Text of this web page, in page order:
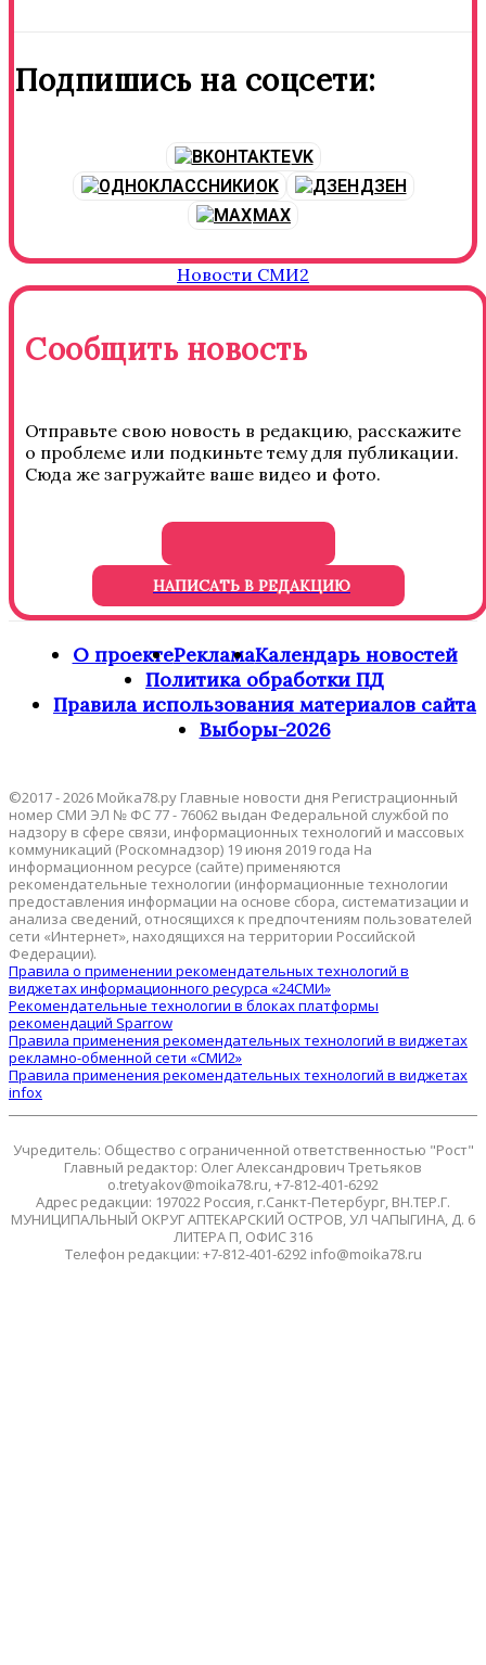
Подпишись на соцсети:
VK
OK
ДЗЕН
MAX
Новости СМИ2
Сообщить новость
Отправьте свою новость в редакцию, расскажите
о проблеме или подкиньте тему для публикации.
Сюда же загружайте ваше видео и фото.
НАПИСАТЬ В РЕДАКЦИЮ
О проектеРекламаКалендарь новостей
Политика обработки ПД
Правила использования материалов сайта
Выборы-2026
©2017 - 2026 Мойка78.ру Главные новости дня Регистрационный
номер СМИ ЭЛ № ФС 77 - 76062 выдан Федеральной службой по
надзору в сфере связи, информационных технологий и массовых
коммуникаций (Роскомнадзор) 19 июня 2019 года На
информационном ресурсе (сайте) применяются
рекомендательные технологии (информационные технологии
предоставления информации на основе сбора, систематизации и
анализа сведений, относящихся к предпочтениям пользователей
сети «Интернет», находящихся на территории Российской
Федерации).
Правила о применении рекомендательных технологий в
виджетах информационного ресурса «24СМИ»
Рекомендательные технологии в блоках платформы
рекомендаций Sparrow
Правила применения рекомендательных технологий в виджетах
рекламно-обменной сети «СМИ2»
Правила применения рекомендательных технологий в виджетах
infox
Учредитель: Общество с ограниченной ответственностью "Рост"
Главный редактор: Олег Александрович Третьяков
o.tretyakov@moika78.ru, +7-812-401-6292
Адрес редакции: 197022 Россия, г.Санкт-Петербург, ВН.ТЕР.Г.
МУНИЦИПАЛЬНЫЙ ОКРУГ АПТЕКАРСКИЙ ОСТРОВ, УЛ ЧАПЫГИНА, Д. 6
ЛИТЕРА П, ОФИС 316
Телефон редакции: +7-812-401-6292 info@moika78.ru